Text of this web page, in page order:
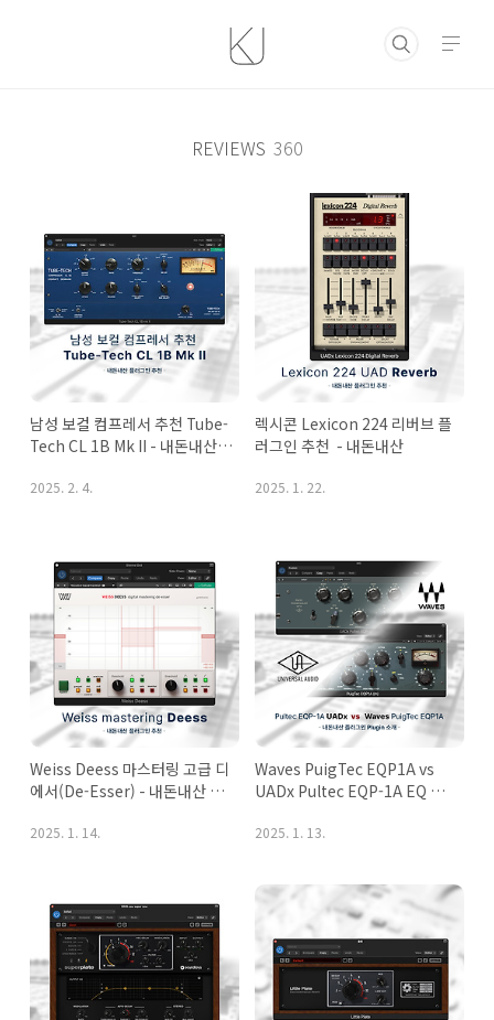
REVIEWS 360
남성 보컬 컴프레서 추천 Tube-
Tech CL 1B Mk II - 내돈내산
2025. 2. 4.
렉시콘 Lexicon 224 리버브 플
러그인 추천  - 내돈내산
2025. 1. 22.
Weiss Deess 마스터링 고급 디
에서(De-Esser) - 내돈내산 플
2025. 1. 14.
Waves PuigTec EQP1A vs
UADx Pultec EQP-1A EQ 차
2025. 1. 13.